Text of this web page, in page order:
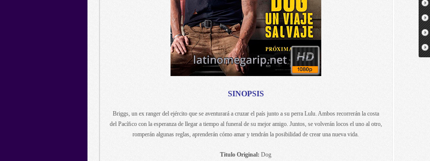
SINOPSIS
Briggs, un ex ranger del ejército que se aventurará a cruzar el país junto a su perra Lulu. Ambos recorrerán la costa
del Pacíﬁco con la esperanza de llegar a tiempo al funeral de su mejor amigo. Juntos, se volverán locos el uno al otro,
romperán algunas reglas, aprenderán cómo amar y tendrán la posibilidad de crear una nueva vida.
Titulo Original: Dog